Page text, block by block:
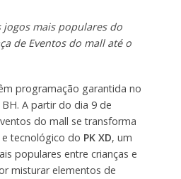
jogos mais populares do
de Eventos do mall até o
programação garantida no
A partir do dia 9 de
do mall se transforma
tecnológico do PK XD, um
populares entre crianças e
misturar elementos de